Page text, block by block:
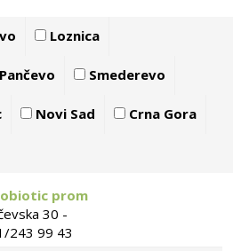
Loznica
Smederevo
Novi Sad Crna Gora
prom
30 -
243 99 43